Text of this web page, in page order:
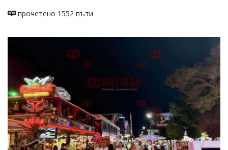
прочетено 1552 пъти